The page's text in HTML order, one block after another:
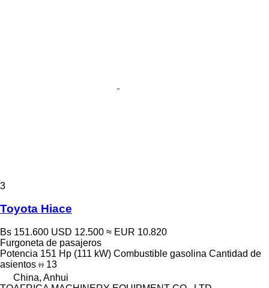
3
Toyota Hiace
Bs 151.600 USD 12.500 ≈ EUR 10.820
Furgoneta de pasajeros
Potencia 151 Hp (111 kW) Combustible gasolina Cantidad de
asientos
13
China, Anhui